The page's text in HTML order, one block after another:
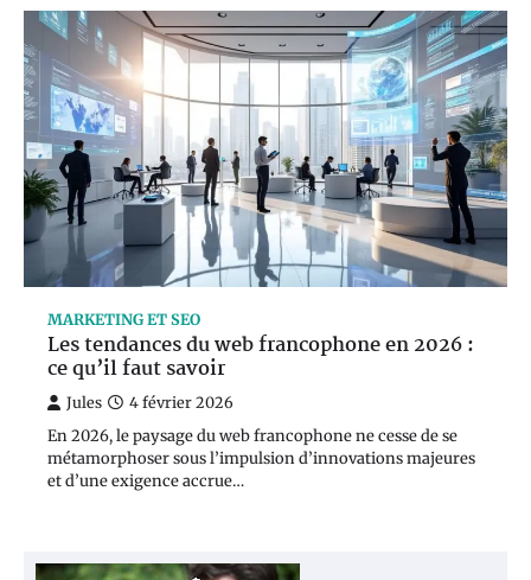
MARKETING ET SEO
Les tendances du web francophone en 2026 :
ce qu’il faut savoir
Jules 4 février 2026
En 2026, le paysage du web francophone ne cesse de se
métamorphoser sous l’impulsion d’innovations majeures
et d’une exigence accrue…